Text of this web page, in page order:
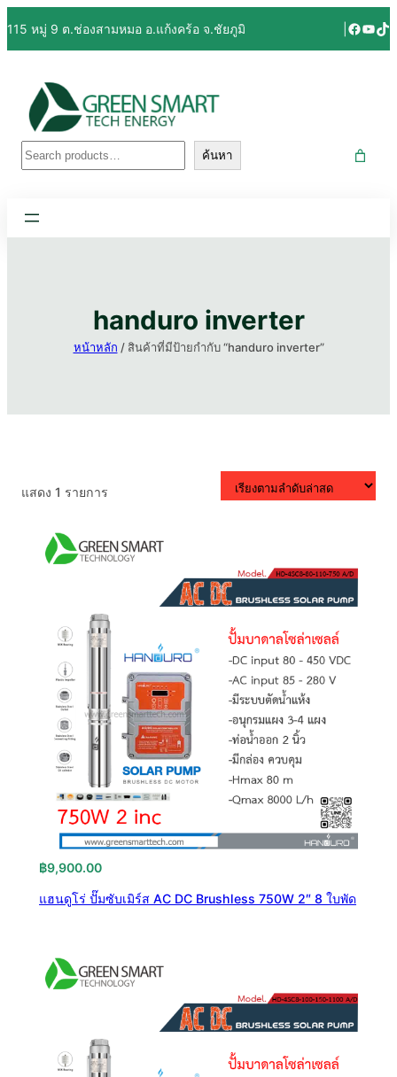
ไป
ยัง
115 หมู่ 9 ต.ช่องสามหมอ อ.แก้งคร้อ จ.ชัยภูมิ
ค้นหา ค้นหา
handuro inverter
หน้าหลัก / สินค้าที่มีป้ายกำกับ “handuro inverter”
แสดง 1 รายการ
฿9,900.00
แฮนดูโร่ ปั๊มซับเมิร์ส AC DC Brushless 750W 2″ 8 ใบพัด